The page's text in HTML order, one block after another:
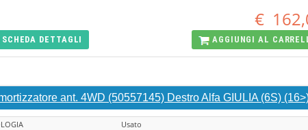
€
SCHEDA DETTAGLI AGGIUNGI AL
ant. 4WD (50557145) Destro Alfa GIULIA (6S)
Usato